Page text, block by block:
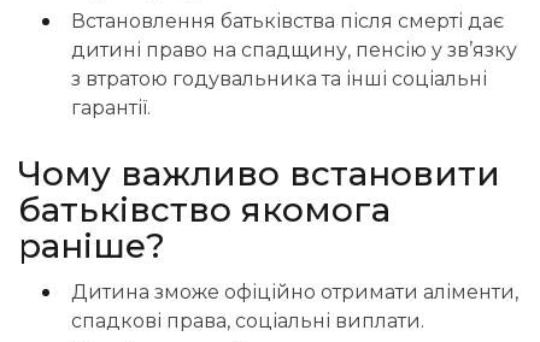
Встановлення батьківства після смерті дає
дитині право на спадщину, пенсію у зв’язку
з втратою годувальника та інші соціальні
гарантії.
Чому важливо встановити
батьківство якомога
раніше?
Дитина зможе офіційно отримати аліменти,
спадкові права, соціальні виплати.